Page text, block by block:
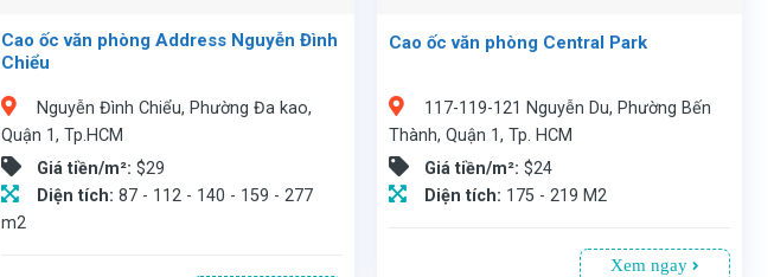
Cao ốc văn phòng Address Nguyễn Đình
Chiểu
Nguyễn Đình Chiểu, Phường Đa kao,
Quận 1, Tp.HCM
Giá tiền/m²: $29
Diện tích: 87 - 112 - 140 - 159 - 277
m2
Cao ốc văn phòng Central Park
117-119-121 Nguyễn Du, Phường Bến
Thành, Quận 1, Tp. HCM
Giá tiền/m²:$24
Diện tích: 175 - 219 M2
Xem ngay